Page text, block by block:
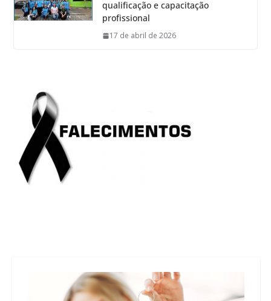
qualificação e capacitação
profissional
17 de abril de 2026